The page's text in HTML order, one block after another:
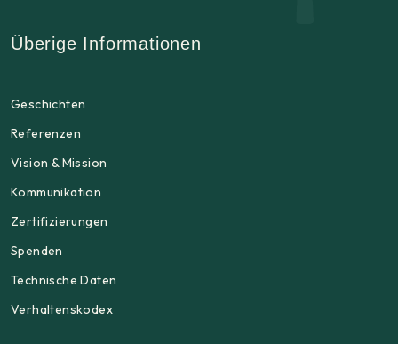
Überige Informationen
Geschichten
Referenzen
Vision & Mission
Kommunikation
Zertifizierungen
Spenden
Technische Daten
Verhaltenskodex